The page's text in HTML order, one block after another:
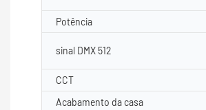
Potência
sinal DMX 512
CCT
Acabamento da casa